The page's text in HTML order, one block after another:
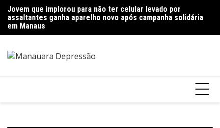
para
conteúdo
Jovem que implorou para não ter celular levado por
assaltantes ganha aparelho novo após campanha solidária
em Manaus
Polícia encontra mais de quinze quilos de entorpecentes
escondidos em imóvel abandonado em Manaus